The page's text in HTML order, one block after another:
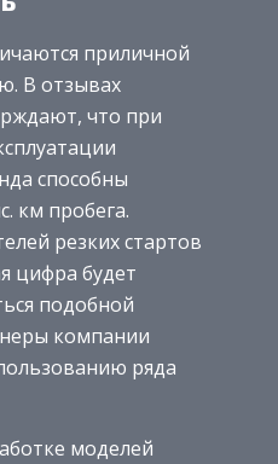
приличной
В отзывах
что при
способны
км пробега.
резких стартов
цифра будет
подобной
компании
ряда
моделей